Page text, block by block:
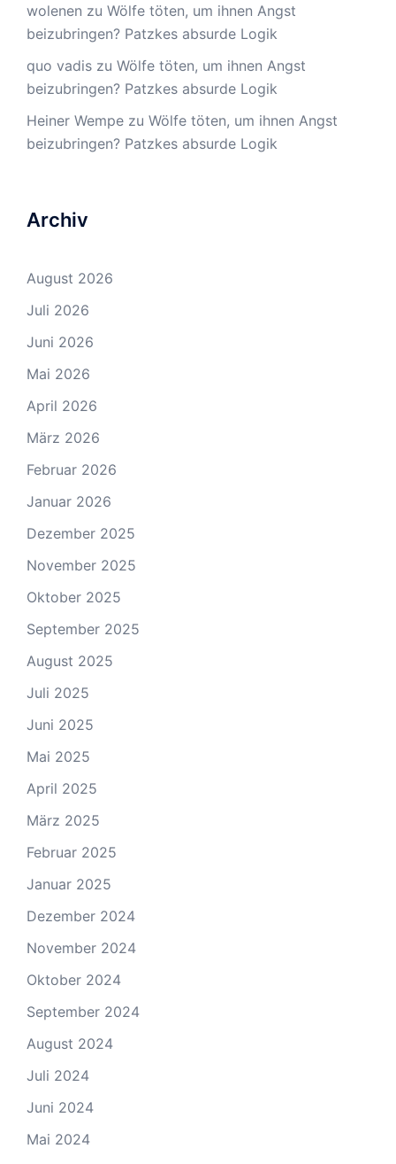
wolenen zu Wölfe töten, um ihnen Angst
beizubringen? Patzkes absurde Logik
quo vadis zu Wölfe töten, um ihnen Angst
beizubringen? Patzkes absurde Logik
Heiner Wempe zu Wölfe töten, um ihnen Angst
beizubringen? Patzkes absurde Logik
Archiv
August 2026
Juli 2026
Juni 2026
Mai 2026
April 2026
März 2026
Februar 2026
Januar 2026
Dezember 2025
November 2025
Oktober 2025
September 2025
August 2025
Juli 2025
Juni 2025
Mai 2025
April 2025
März 2025
Februar 2025
Januar 2025
Dezember 2024
November 2024
Oktober 2024
September 2024
August 2024
Juli 2024
Juni 2024
Mai 2024